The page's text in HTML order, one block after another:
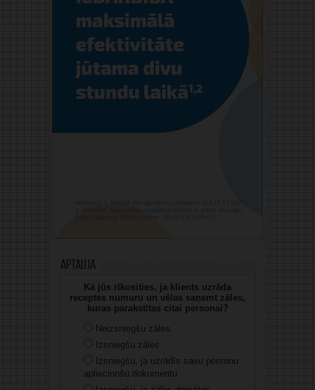
Aptauja
Kā jūs rīkosities, ja klients uzrāda
receptes numuru un vēlas saņemt zāles,
kuras parakstītas citai personai?
Neizsniegšu zāles.
Izsniegšu zāles.
Izsniegšu, ja uzrādīs savu personu
apliecinošu dokumentu.